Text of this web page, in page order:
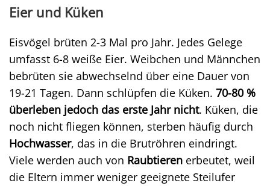
Eier und Küken
Eisvögel brüten 2-3 Mal pro Jahr. Jedes Gelege
umfasst 6-8 weiße Eier. Weibchen und Männchen
bebrüten sie abwechselnd über eine Dauer von
19-21 Tagen. Dann schlüpfen die Küken. 70-80 %
überleben jedoch das erste Jahr nicht. Küken, die
noch nicht fliegen können, sterben häufig durch
Hochwasser, das in die Brutröhren eindringt.
Viele werden auch von Raubtieren erbeutet, weil
die Eltern immer weniger geeignete Steilufer